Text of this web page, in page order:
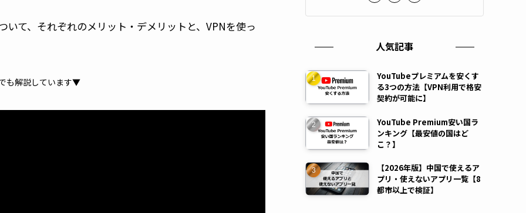
て、それぞれのメリット・デメリットと、VPNを使っ
も解説しています▼
人気記事
YouTubeプレミアムを安くす
る3つの方法【VPN利用で格安
契約が可能に】
YouTube Premium安い国ラ
ンキング【最安値の国はど
こ？】
【2026年版】中国で使えるア
プリ・使えないアプリ一覧【8
都市以上で検証】